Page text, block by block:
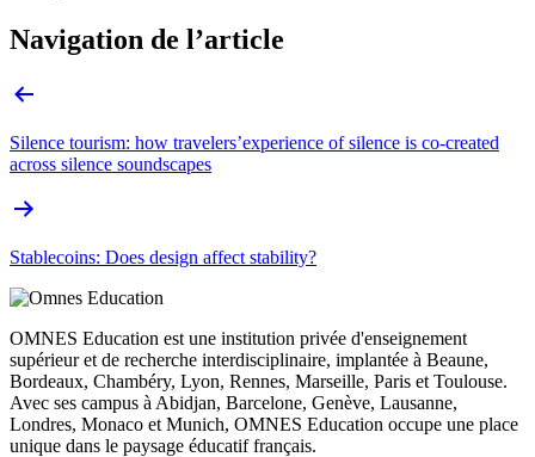
Navigation de l’article
Silence tourism: how travelers’experience of silence is co-created
across silence soundscapes
Stablecoins: Does design affect stability?
OMNES Education est une institution privée d'enseignement
supérieur et de recherche interdisciplinaire, implantée à Beaune,
Bordeaux, Chambéry, Lyon, Rennes, Marseille, Paris et Toulouse.
Avec ses campus à Abidjan, Barcelone, Genève, Lausanne,
Londres, Monaco et Munich, OMNES Education occupe une place
unique dans le paysage éducatif français.